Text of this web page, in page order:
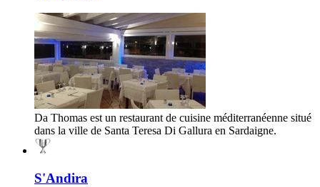
Da Thomas est un restaurant de cuisine méditerranéenne situé
dans la ville de Santa Teresa Di Gallura en Sardaigne.
S'Andira